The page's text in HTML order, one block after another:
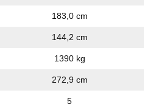
183,0 cm
144,2 cm
1390 kg
272,9 cm
5